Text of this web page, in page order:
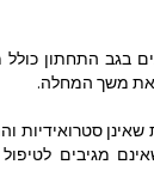
בגב התחתון
את משך המחלה.
סטרואידיות
מגיבים לטיפול